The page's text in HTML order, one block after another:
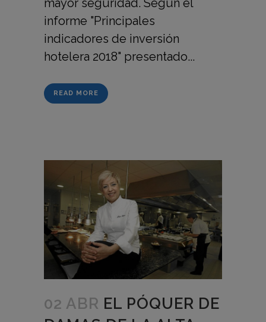
mayor seguridad. Según el
informe "Principales
indicadores de inversión
hotelera 2018" presentado...
READ MORE
02 ABR EL PÓQUER DE